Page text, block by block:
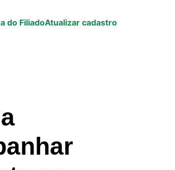
do FiliadoAtualizar cadastro